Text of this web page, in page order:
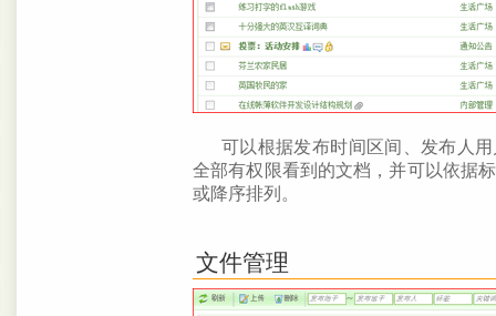
可以根据发布时间区间、发布人
全部有权限看到的文档，并可以依据
或降序排列。
文件管理